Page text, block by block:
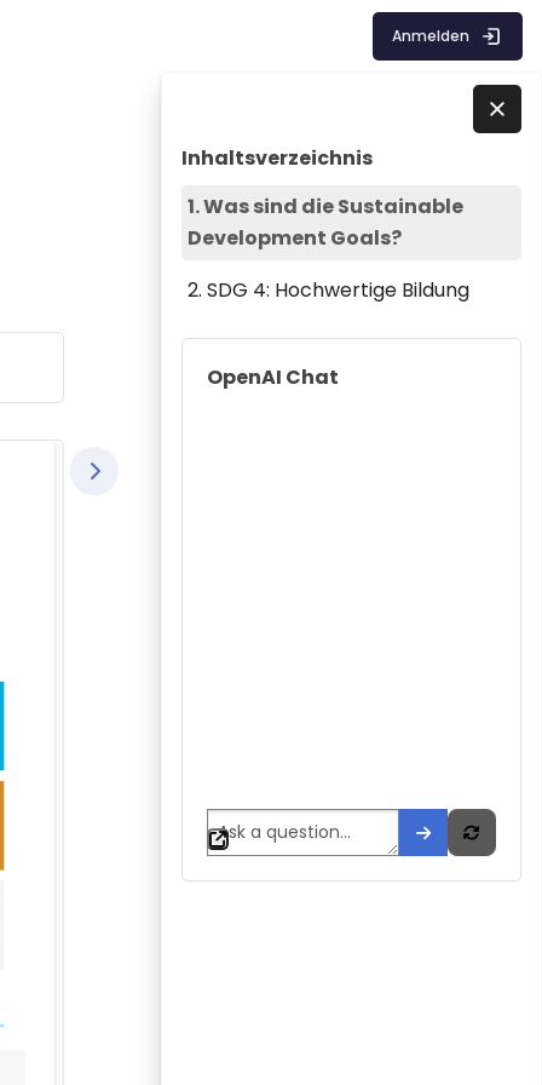
Blöcke
Inhaltsverzeichnis überspringen
Inhaltsverzeichnis
1. Was sind die Sustainable
Development Goals?
2. SDG 4: Hochwertige Bildung
OpenAI Chat
Direkt zu - Schließen
Anmelden